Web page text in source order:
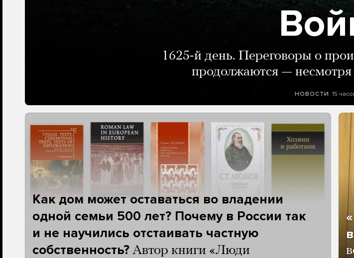
1625-й день. Переговоры о
продолжаются —
НОВОСТИ 15
Как дом может оставаться во владении
одной семьи 500 лет? Почему в России так
и не научились отстаивать частную
собственность? Автор книги «Люди